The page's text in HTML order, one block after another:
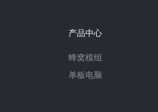
产品中心
蜂窝模组
单板电脑